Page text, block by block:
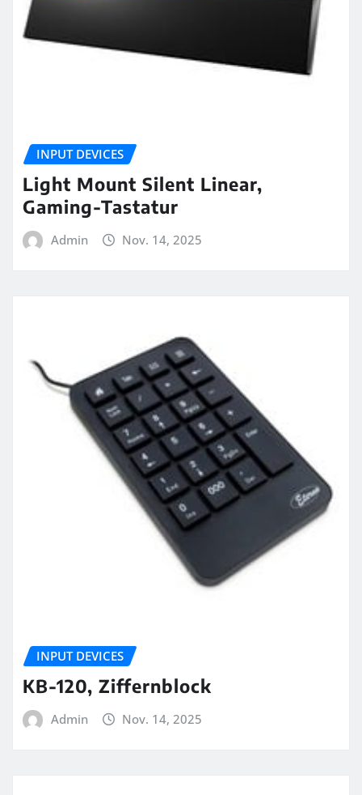
INPUT DEVICES
Light Mount Silent Linear,
Gaming-Tastatur
Admin Nov. 14, 2025
INPUT DEVICES
KB-120, Ziffernblock
Admin Nov. 14, 2025